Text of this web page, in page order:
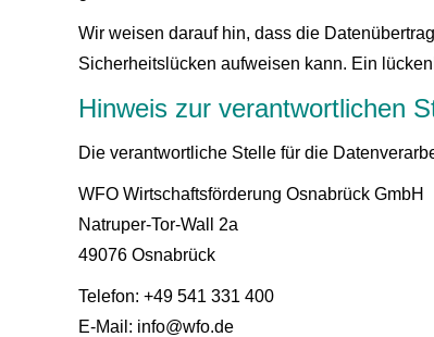
Wir weisen darauf hin, dass die
Sicherheitslücken aufweisen kann. Ein
Hinweis zur verantwortlichen
Die verantwortliche Stelle für die
WFO Wirtschaftsförderung Osnabrück GmbH
Natruper-Tor-Wall 2a
49076 Osnabrück
Telefon: +49 541 331 400
E-Mail: info@wfo.de